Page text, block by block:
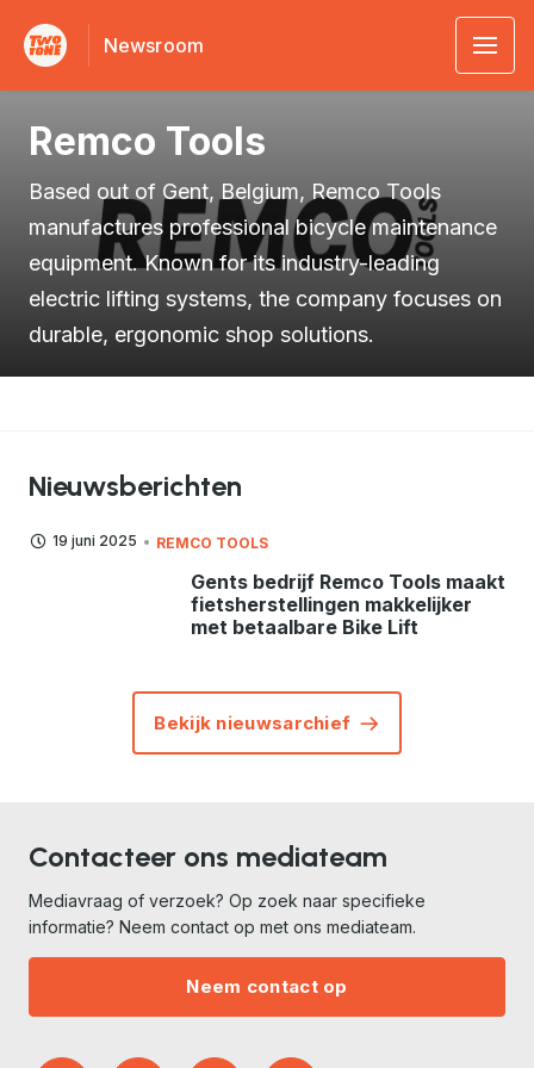
Newsroom
Remco Tools
Based out of Gent, Belgium, Remco Tools
manufactures professional bicycle maintenance
equipment. Known for its industry-leading
electric lifting systems, the company focuses on
durable, ergonomic shop solutions.
Nieuwsberichten
19 juni 2025 REMCO TOOLS
Gents bedrijf Remco Tools maakt
fietsherstellingen makkelijker
met betaalbare Bike Lift
Bekijk nieuwsarchief
Contacteer ons mediateam
Mediavraag of verzoek? Op zoek naar specifieke
informatie? Neem contact op met ons mediateam.
Neem contact op